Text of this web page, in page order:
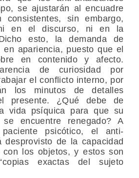
se ajustarán al encuadre
consistentes, sin embargo,
en el discurso, ni en la
esto, la demanda de
apariencia, puesto que el
en contenido y afecto.
de curiosidad por
el conflicto interno, por
los minutos de detalles
presente. ¿Qué debe de
vida psíquica para que su
encuentre renegado? A
psicótico, el anti-
desprovisto de la capacidad
con los objetos, y estos son
exactas del sujeto